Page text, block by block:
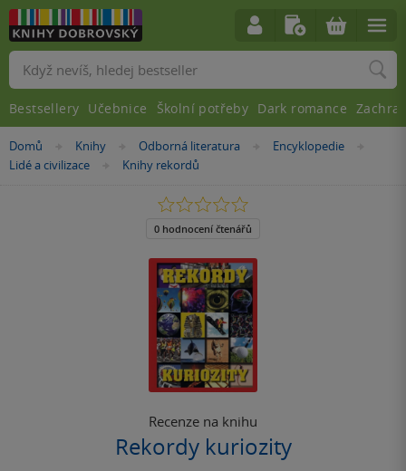
Nacházíte
se
Domů »Knihy »Odborná literatura »
Encyklopedie
Lidé a civilizace »
Knihy rekordů
Recenze na knihu
Rekordy kuriozity
0.0
z
5
0 hodnocení čtenářů
Vyhledávání
Bestsellery Učebnice Školní potřeby Dark romance